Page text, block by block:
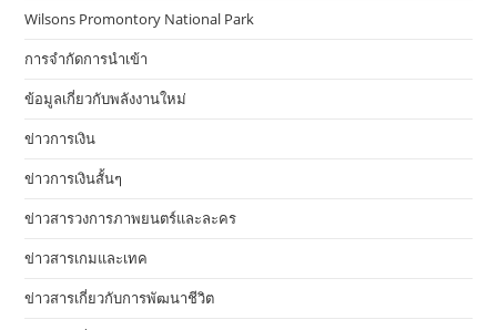
Wilsons Promontory National Park
การจำกัดการนำเข้า
ข้อมูลเกี่ยวกับพลังงานใหม่
ข่าวการเงิน
ข่าวการเงินสั้นๆ
ข่าวสารวงการภาพยนตร์และละคร
ข่าวสารเกมและเทค
ข่าวสารเกี่ยวกับการพัฒนาชีวิต